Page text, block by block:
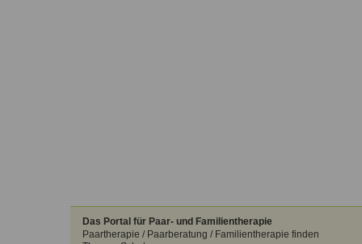
Das Portal für Paar- und Familientherapie
Paartherapie / Paarberatung / Familientherapie finden